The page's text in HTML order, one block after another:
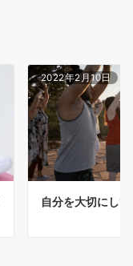
2022年2月10日
自分を大切にし